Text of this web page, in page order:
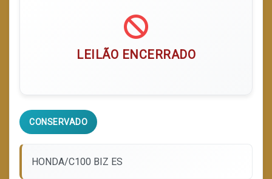
LEILÃO ENCERRADO
CONSERVADO
HONDA/C100 BIZ ES